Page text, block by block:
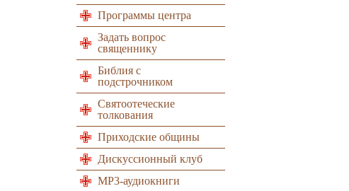
Программы центра
Задать вопрос
священнику
Библия с
подстрочником
Святоотеческие
толкования
Приходские общины
Дискуссионный клуб
MP3-аудиокниги